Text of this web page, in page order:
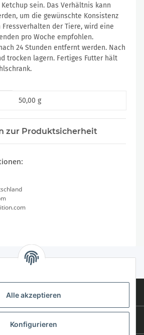
Alle akzeptieren
Konfigurieren
sein. Das Verhältnis kann
um die gewünschte Konsistenz
Fressverhalten der Tiere, wird eine
pro Woche empfohlen.
24 Stunden entfernt werden. Nach
trocken lagern. Fertiges Futter hält
50,00 g
zur Produktsicherheit